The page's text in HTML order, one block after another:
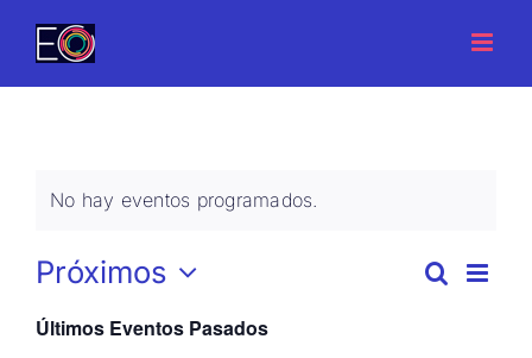
No hay eventos programados.
Buscar
Lista
Próximos
Selecciona
la
Últimos Eventos Pasados